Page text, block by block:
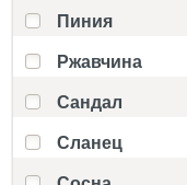
Пиния
Ржавчина
Сандал
Сланец